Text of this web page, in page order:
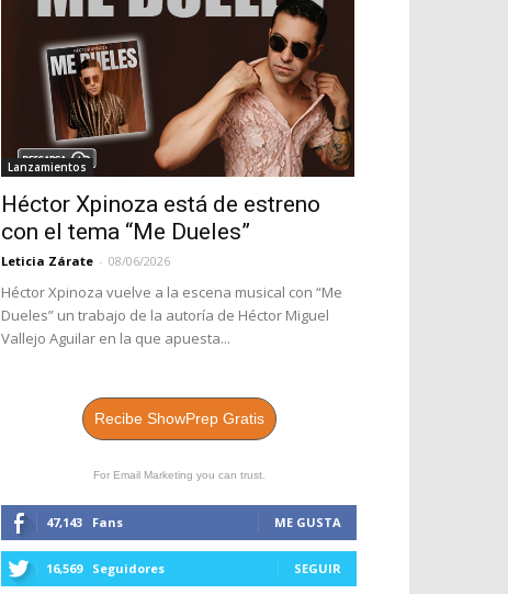
Lanzamientos
Héctor Xpinoza está de estreno
con el tema “Me Dueles”
Leticia Zárate - 08/06/2026
Héctor Xpinoza vuelve a la escena musical con “Me
Dueles” un trabajo de la autoría de Héctor Miguel
Vallejo Aguilar en la que apuesta...
Recibe ShowPrep Gratis
For Email Marketing you can trust.
47,143 Fans ME GUSTA
16,569 Seguidores SEGUIR